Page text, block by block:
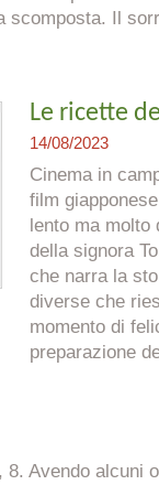
scomposta. Il
Le ricette
14/08/2023
Cinema in
film
lento ma molto
della signora
che narra la
diverse che
momento di
preparazione
8. Avendo alcuni